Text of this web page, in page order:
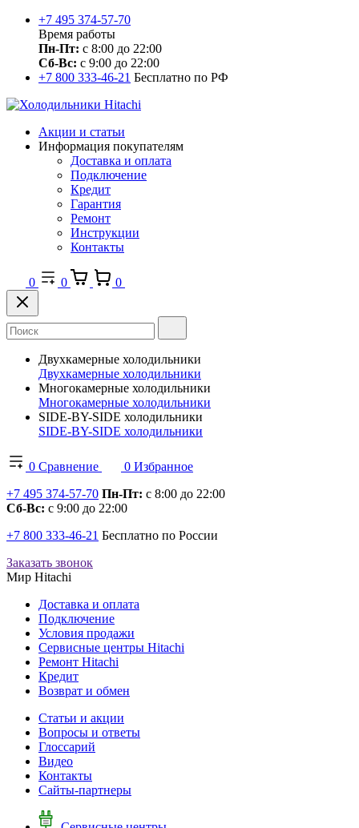
+7 495 374-57-70
Время работы
Пн-Пт: с 8:00 до 22:00
Сб-Вс: с 9:00 до 22:00
+7 800 333-46-21 Бесплатно по РФ
Акции и статьи
Информация покупателям
Доставка и оплата
Подключение
Кредит
Гарантия
Ремонт
Инструкции
Контакты
0 0 0
Двухкамерные холодильники
Двухкамерные холодильники
Многокамерные холодильники
Многокамерные холодильники
SIDE-BY-SIDE холодильники
SIDE-BY-SIDE холодильники
0 Сравнение 0 Избранное
+7 495 374-57-70 Пн-Пт: с 8:00 до 22:00
Сб-Вс: с 9:00 до 22:00
+7 800 333-46-21 Бесплатно по России
Заказать звонок
Мир Hitachi
Доставка и оплата
Подключение
Условия продажи
Сервисные центры Hitachi
Ремонт Hitachi
Кредит
Возврат и обмен
Cтатьи и акции
Вопросы и ответы
Глоссарий
Видео
Контакты
Сайты-партнеры